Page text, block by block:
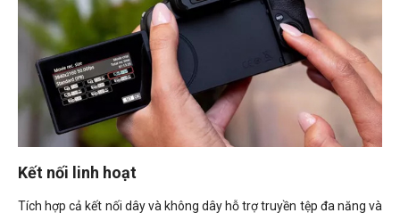
Kết nối linh hoạt
Tích hợp cả kết nối dây và không dây hỗ trợ truyền tệp đa năng và